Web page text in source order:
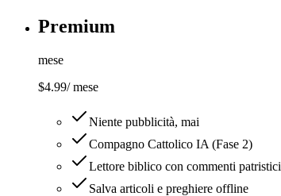
Premium
mese
$4.99/mese
Niente pubblicità, mai
Compagno Cattolico IA (Fase 2)
Lettore biblico con commenti patristici
Salva articoli e preghiere offline